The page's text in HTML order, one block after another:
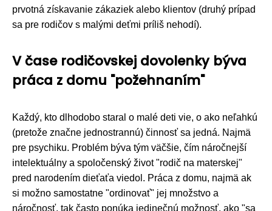
prvotná získavanie zákaziek alebo klientov (druhý prípad
sa pre rodičov s malými deťmi príliš nehodí).
V čase rodičovskej dovolenky býva
práca z domu "požehnaním"
Každý, kto dlhodobo staral o malé deti vie, o ako neľahkú
(pretože značne jednostrannú) činnosť sa jedná. Najmä
pre psychiku. Problém býva tým väčšie, čím náročnejší
intelektuálny a spoločenský život "rodič na materskej"
pred narodením dieťaťa viedol. Práca z domu, najmä ak
si možno samostatne "ordinovať" jej množstvo a
náročnosť, tak často ponúka jedinečnú možnosť, ako "sa